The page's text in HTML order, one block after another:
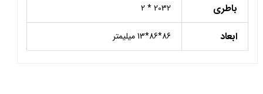
باطری 2032 * 2
ابعاد 86*86*13 میلیمتر